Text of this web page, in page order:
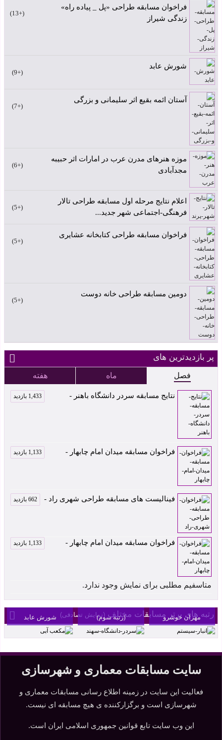
فراخوان مسابقه طراحی «پل _ پیاده راه»
زندگی شیراز
+13
شورش عابد
+9
آستان ائمه بقیع اثر سلیمانی و بزرگی
+7
موزه هنرهای مدرن عرب در امارات اثر حبیبه
مجدآبادی
+6
اعلام نتایج مرحله اول مسابقه طراحی تالار
فرهنگی-اجتماعی شهر جدید...
+5
فراخوان مسابقه طراحی کتابخانه عشایری
+5
دومین مسابقه طراحی خانه دوست
+5
پر بازدیدترین های
فصل ماه هفته
نتایج مسابقه سردر دانشگاه باهنر - 1,433 بازدید
فراخوان مسابقه میدان امام چابهار - 1,133 بازدید
فینالیست های مسابقه طراحی شهری راد - 662 بازدید
فراخوان مسابقه میدان امام چابهار - 1,133 بازدید
متاسفیم مطلبی برای نمایش وجود ندارد.
رتبه های برتر مسابقات مختلف (نمایش تصادفی)
انبار سیستم اثر
مهران خوشرو
سردر دانشگاه سهند
(رتبه سوم)
مکعب آبی اثر
شورش عابد
سایت مسابقات معماری و شهرسازی
فعالیت این سایت در زمینه اطلاع رسانی مسابقات معماری و
شهرسازی است و برگزارکننده ی هیچ مسابقه ای نیست.
این وب سایت تابع قوانین جمهوری اسلامی ایران است.